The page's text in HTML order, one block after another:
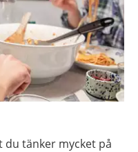
du tänker mycket på